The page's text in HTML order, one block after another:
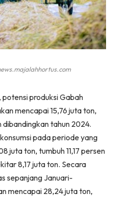
produksi Gabah
mencapai 15,76 juta ton,
tahun 2024.
pada periode yang
juta ton, tumbuh 11,17 persen
8,17 juta ton. Secara
sepanjang Januari-
mencapai 28,24 juta ton,